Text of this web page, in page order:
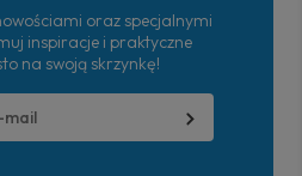
oraz specjalnymi
inspiracje i praktyczne
na swoją skrzynkę!